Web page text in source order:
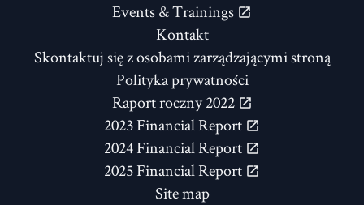
Events & Trainings
Kontakt
Skontaktuj się z osobami zarządzającymi stroną
Polityka prywatności
Raport roczny 2022
2023 Financial Report
2024 Financial Report
2025 Financial Report
Site map